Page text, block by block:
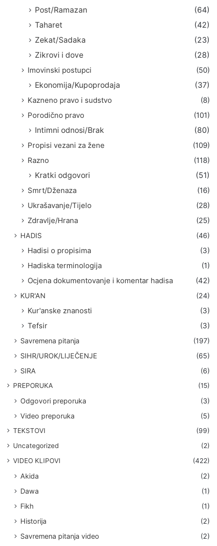
Post/Ramazan
(64)
Taharet
(42)
Zekat/Sadaka
(23)
Zikrovi i dove
(28)
Imovinski postupci
(50)
Ekonomija/Kupoprodaja
(37)
Kazneno pravo i sudstvo
(8)
Porodično pravo
(101)
Intimni odnosi/Brak
(80)
Propisi vezani za žene
(109)
Razno
(118)
Kratki odgovori
(51)
Smrt/Dženaza
(16)
Ukrašavanje/Tijelo
(28)
Zdravlje/Hrana
(25)
HADIS (46)
Hadisi o propisima
(3)
Hadiska terminologija
(1)
Ocjena dokumentovanje i komentar hadisa
(42)
KUR'AN (24)
Kur'anske znanosti
(3)
Tefsir
(3)
Savremena pitanja
(197)
SIHR/UROK/LIJEČENJE
(65)
SIRA
(6)
PREPORUKA (15)
Odgovori preporuka
(3)
Video preporuka
(5)
TEKSTOVI
(99)
Uncategorized
(2)
VIDEO KLIPOVI
(422)
Akida
(2)
Dawa
(1)
Fikh
(1)
Historija
(2)
Savremena pitanja video
(2)